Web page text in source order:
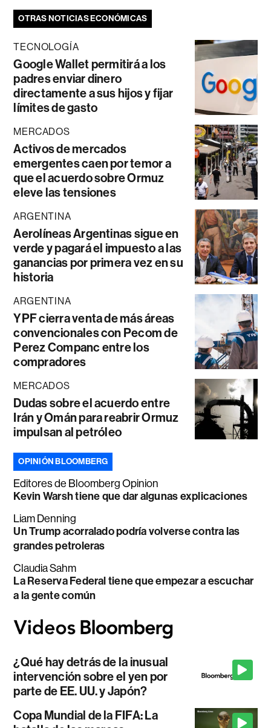
OTRAS NOTICIAS ECONÓMICAS
TECNOLOGÍA
Google Wallet permitirá a los
padres enviar dinero
directamente a sus hijos y fijar
límites de gasto
MERCADOS
Activos de mercados
emergentes caen por temor a
que el acuerdo sobre Ormuz
eleve las tensiones
ARGENTINA
Aerolíneas Argentinas sigue en
verde y pagará el impuesto a las
ganancias por primera vez en su
historia
ARGENTINA
YPF cierra venta de más áreas
convencionales con Pecom de
Perez Companc entre los
compradores
MERCADOS
Dudas sobre el acuerdo entre
Irán y Omán para reabrir Ormuz
impulsan al petróleo
OPINIÓN BLOOMBERG
Editores de Bloomberg Opinion
Kevin Warsh tiene que dar algunas explicaciones
Liam Denning
Un Trump acorralado podría volverse contra las
grandes petroleras
Claudia Sahm
La Reserva Federal tiene que empezar a escuchar
a la gente común
¿Qué hay detrás de la inusual
intervención sobre el yen por
parte de EE. UU. y Japón?
Copa Mundial de la FIFA: La